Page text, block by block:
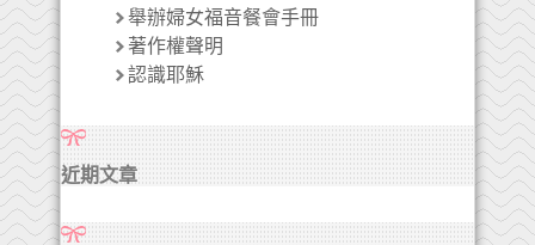
舉辦婦女福音餐會手冊
著作權聲明
認識耶穌
近期文章